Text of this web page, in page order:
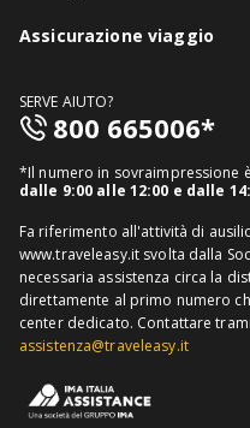
FAQ
Mappa del sito
Informativa distributore
Notizie viaggi
Assicurazione viaggio
Assicurazione viaggio annuale
Assicurazione medico sanitaria
Assicurazione viaggio USA
Assicurazione viaggio Thailandia
Assicurazione viaggio Cuba
SERVE AIUTO?
800 665006*
*Il numero in sovraimpressione
dalle 9:00 alle 12:00 e dalle
Fa riferimento all'attività di
www.traveleasy.it svolta dalla
necessaria assistenza circa la
direttamente al primo numero
center dedicato. Contattare
assistenza@traveleasy.it